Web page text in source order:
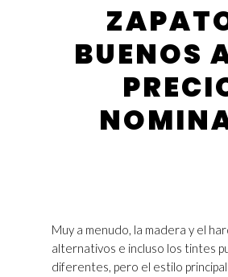
BUENOS
Muy a menudo, la madera y el
alternativos e incluso los tintes
diferentes, pero el estilo